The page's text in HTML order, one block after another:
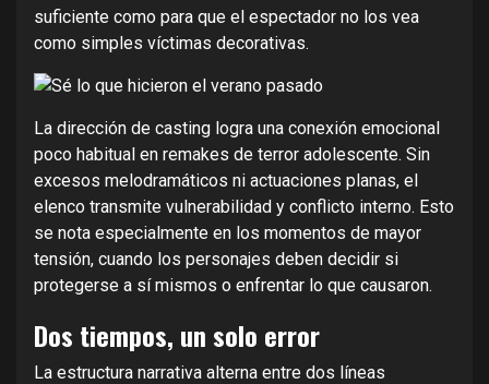
suficiente como para que el espectador no los vea
como simples víctimas decorativas.
La dirección de casting logra una conexión emocional
poco habitual en remakes de terror adolescente. Sin
excesos melodramáticos ni actuaciones planas, el
elenco transmite vulnerabilidad y conflicto interno. Esto
se nota especialmente en los momentos de mayor
tensión, cuando los personajes deben decidir si
protegerse a sí mismos o enfrentar lo que causaron.
Dos tiempos, un solo error
La estructura narrativa alterna entre dos líneas